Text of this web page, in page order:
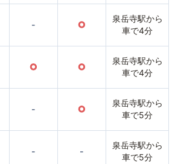
- ○
泉岳寺駅から
車で4分
○ ○
泉岳寺駅から
車で4分
- ○
泉岳寺駅から
車で5分
- -
泉岳寺駅から
車で5分